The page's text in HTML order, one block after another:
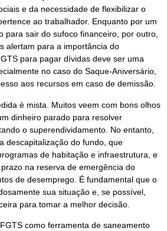
e da necessidade de flexibilizar o
ao trabalhador. Enquanto por um
para sair do sufoco financeiro, por outro,
alertam para a importância do
para pagar dívidas deve ser uma
no caso do Saque-Aniversário,
aos recursos em caso de demissão.
é mista. Muitos veem com bons olhos
dinheiro parado para resolver
o superendividamento. No entanto,
descapitalização do fundo, que
de habitação e infraestrutura, e
na reserva de emergência do
de desemprego. É fundamental que o
sua situação e, se possível,
para tomar a melhor decisão.
como ferramenta de saneamento